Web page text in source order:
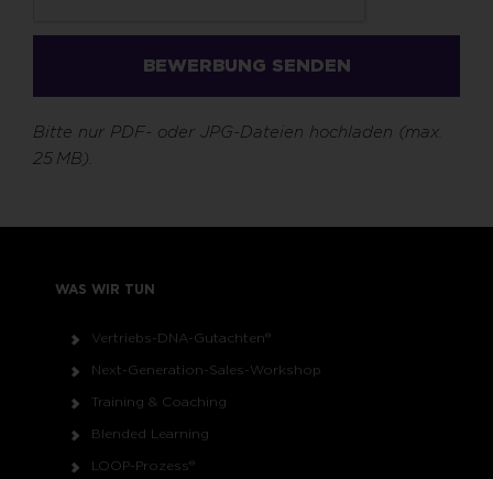
BEWERBUNG SENDEN
Bitte nur PDF- oder JPG-Dateien hochladen (max.
25 MB).
WAS WIR TUN
Vertriebs-DNA-Gutachten®
Next-Generation-Sales-Workshop
Training & Coaching
Blended Learning
LOOP-Prozess®